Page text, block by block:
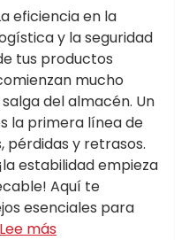
eficiencia en la
y la seguridad
tus productos
mucho
del almacén. Un
la primera línea de
pérdidas y retrasos.
estabilidad empieza
Aquí te
esenciales para
Lee más